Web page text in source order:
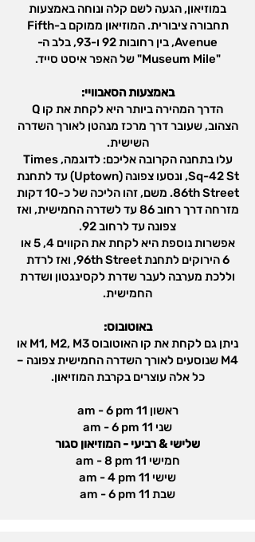
במוזיאון, הגעה לשם קלה ונוחה באמצעות
תחבורה ציבורית. המוזיאון ממוקם ב-Fifth
Avenue, בין רחובות 92 ו-93, בלב ה-
"Museum Mile" של האפר איסט סייד.
באמצעות הסאבוויי:
הדרך המהירה ביותר היא לקחת את קו Q
הצהוב, שעובר דרך מרכז מנהטן לאורך השדרה
השישית.
עלו בתחנה הקרובה אליכם: לדוגמה, Times
Sq-42 St, ונסעו צפונה (Uptown) עד לתחנת
86th Street. משם, זהו הליכה של כ-10 דקות
מזרחה דרך רחוב 86 עד לשדרה החמישית, ואז
צפונה עד לרחוב 92.
אפשרות נוספת היא לקחת את הקווים 4, 5 או
6 הירוקים לתחנת 96th Street, ואז לרדת
וללכת מערבה לעבר שדרת לקסינגטון ושדרת
החמישית.
באוטובוס:
ניתן גם לקחת את קו האוטובוס M1, M2, M3 או
M4 שנוסעים לאורך השדרה החמישית צפונה –
כל אלה עוצרים בקרבת המוזיאון.
ראשון 11 am - 6 pm
שני 11 am - 6 pm
שלישי & רביעי - המוזיאון סגור
חמישי 11 am - 8 pm
שישי 11 am - 4 pm
שבת 11 am - 6 pm